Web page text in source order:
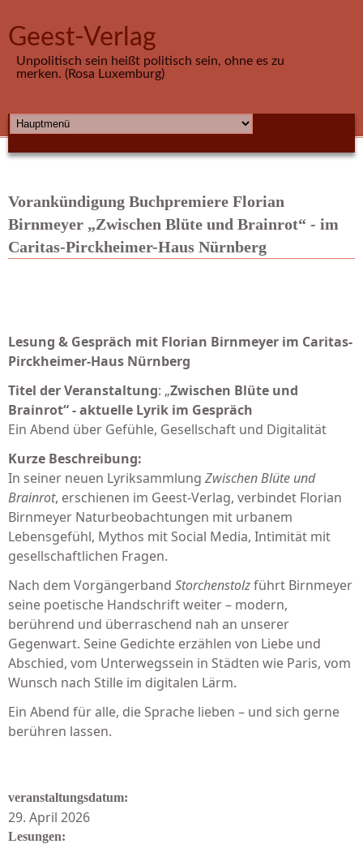
Geest-Verlag
Unpolitisch sein heißt politisch sein, ohne es zu
merken. (Rosa Luxemburg)
HAUPTMENÜ
Vorankündigung Buchpremiere Florian
Birnmeyer „Zwischen Blüte und Brainrot“ - im
Caritas-Pirckheimer-Haus Nürnberg
Lesung & Gespräch mit Florian Birnmeyer im Caritas-
Pirckheimer-Haus Nürnberg
Titel der Veranstaltung: „Zwischen Blüte und
Brainrot“ - aktuelle Lyrik im Gespräch
Ein Abend über Gefühle, Gesellschaft und Digitalität
Kurze Beschreibung:
In seiner neuen Lyriksammlung Zwischen Blüte und
Brainrot, erschienen im Geest-Verlag, verbindet Florian
Birnmeyer Naturbeobachtungen mit urbanem
Lebensgefühl, Mythos mit Social Media, Intimität mit
gesellschaftlichen Fragen.
Nach dem Vorgängerband Storchenstolzführt Birnmeyer
seine poetische Handschrift weiter – modern,
berührend und überraschend nah an unserer
Gegenwart. Seine Gedichte erzählen von Liebe und
Abschied, vom Unterwegssein in Städten wie Paris, vom
Wunsch nach Stille im digitalen Lärm.
Ein Abend für alle, die Sprache lieben – und sich gerne
berühren lassen.
veranstaltungsdatum:
29. April 2026
Lesungen: